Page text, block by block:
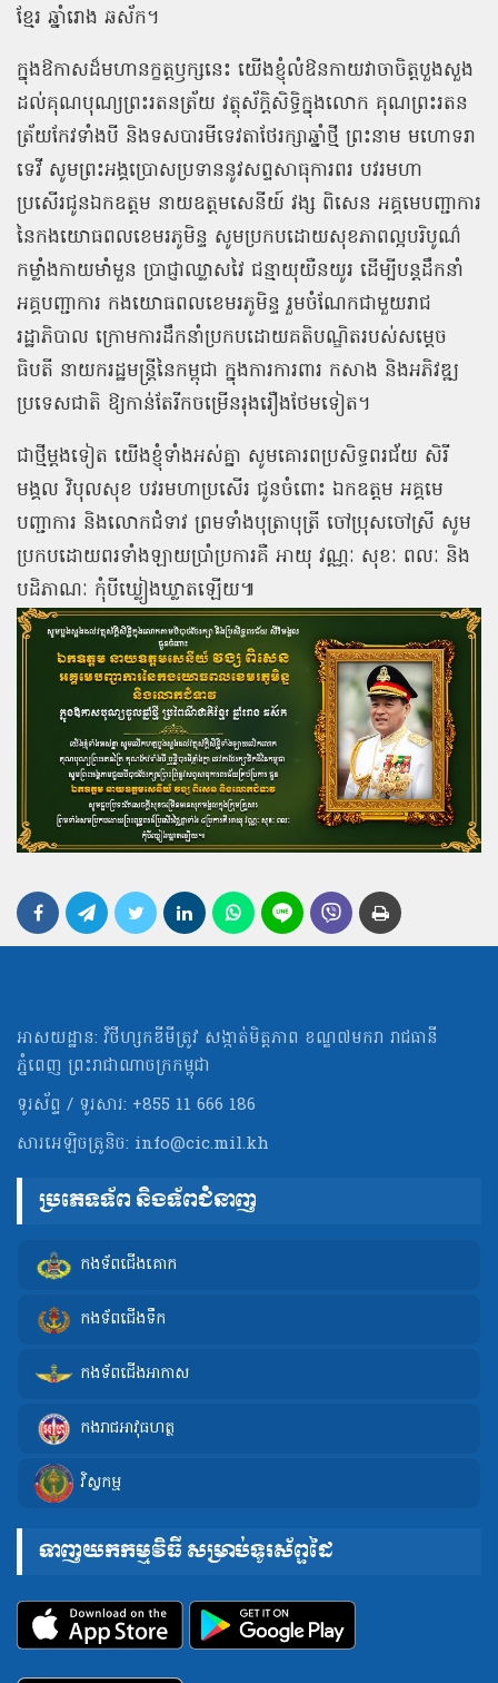
ខ្មែរ ឆ្នាំរោង ឆស័ក។
ក្នុងឱកាសដ៏មហានក្ខត្តឫក្សនេះ យើងខ្ញុំលំឱនកាយវាចាចិត្តបួងសួង
ដល់គុណបុណ្យព្រះរតនត្រ័យ វត្ថុស័ក្ដិសិទ្ធិក្នុងលោក គុណព្រះរតន
ត្រ័យកែវទាំងបី និងទសបារមីទេវតាថែរក្សាឆ្នាំថ្មី ព្រះនាម មហោទរា
ទេវី សូមព្រះអង្គប្រោសប្រទាននូវសព្ទសាធុការពរ បវរមហា
ប្រសើរជូនឯកឧត្ដម នាយឧត្ដមសេនីយ៍ វង្ស ពិសេន អគ្គមេបញ្ជាការ
នៃកងយោធពលខេមរភូមិន្ទ សូមប្រកបដោយសុខភាពល្អបរិបូណ៌
កម្លាំងកាយមាំមួន ប្រាជ្ញាឈ្លាសវៃ ជន្មាយុយឺនយូរ ដើម្បីបន្តដឹកនាំ
អគ្គបញ្ជាការ កងយោធពលខេមរភូមិន្ទ រួមចំណែកជាមួយរាជ
រដ្ឋាភិបាល ក្រោមការដឹកនាំប្រកបដោយគតិបណ្ឌិតរបស់សម្ដេច
ធិបតី នាយករដ្ឋមន្ត្រីនៃកម្ពុជា ក្នុងការការពារ កសាង និងអភិវឌ្ឍ
ប្រទេសជាតិ ឱ្យកាន់តែរីកចម្រើនរុងរឿងថែមទៀត។
ជាថ្មីម្ដងទៀត យើងខ្ញុំទាំងអស់គ្នា សូមគោរពប្រសិទ្ធពរជ័យ សិរី
មង្គល វិបុលសុខ បវរមហាប្រសើរ ជូនចំពោះ ឯកឧត្ដម អគ្គមេ
បញ្ជាការ និងលោកជំទាវ ព្រមទាំងបុត្រាបុត្រី ចៅប្រុសចៅស្រី សូម
ប្រកបដោយពរទាំងឡាយប្រាំប្រការគឺ អាយុ វណ្ណៈ សុខៈ ពលៈ និង
បដិភាណៈ កុំបីឃ្លៀងឃ្លាតឡើយ៕
អាសយដ្ឋាន: វិថីហ្សកឌីមីត្រូវ សង្កាត់មិត្ដភាព ខណ្ឌ៧មករា រាជធានី
ភ្នំពេញ ព្រះរាជាណាចក្រកម្ពុជា
ទូរស័ព្ទ / ទូរសារ: +855 11 666 186
សារអេឡិចត្រូនិច: info@cic.mil.kh
ប្រភេទទ័ព និងទ័ពជំនាញ
កងទ័ពជើងគោក
កងទ័ពជើងទឹក
កងទ័ពជើងអាកាស
កងរាជអាវុធហត្ថ
វិស្វកម្ម
ទាញយកកម្មវិធី សម្រាប់ទូរស័ព្ទដៃ